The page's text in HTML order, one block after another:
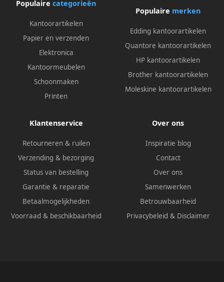
Populaire categorieën
Kantoorartikelen
Papier en verzenden
Elektronica
Kantoormeubelen
Schoonmaken
Printen
Populaire merken
Edding kantoorartikelen
Quantore kantoorartikelen
HP kantoorartikelen
Brother kantoorartikelen
Moleskine kantoorartikelen
Klantenservice
Retourneren & ruilen
Verzending & bezorging
Status van bestelling
Garantie & reparatie
Betaalmogelijkheden
Voorraad & beschikbaarheid
Over ons
Inspiratie blog
Contact
Over ons
Samenwerken
Betrouwbaarheid
Privacybeleid & Disclaimer